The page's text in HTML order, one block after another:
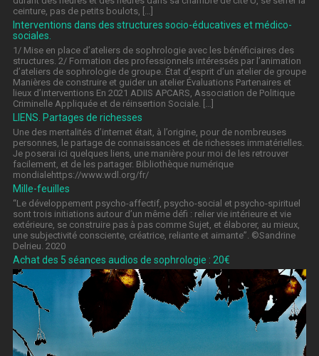
ceinture, pas de petits boulots, […]
Interventions dans des structures socio-éducatives et médico-
sociales.
1/ Mise en place d’ateliers de sophrologie avec les bénéficiaires des
structures. 2/ Formation des professionnels intéressés par l’animation
d’ateliers de sophrologie de groupe. État d’esprit d’un atelier de groupe
Manières de construire et guider un atelier Évaluations Partenaires et
lieux d’interventions En 2021 ADIIS APCARS, Association de Politique
Criminelle Appliquée et de réinsertion Sociale. […]
LIENS. Partages de richesses
Une des mentalités d’internet était, à l’origine, pour de nombreuses
personnes, le partage de connaissances et de richesses immatérielles.
Je poserai ici quelques liens, une manière pour moi de les retrouver
facilement, et de les partager. Bibliothèque numérique
mondialehttps://www.wdl.org/fr/
Mille-feuilles
“Le développement psycho-affectif, psycho-social et psycho-spirituel
sont trois initiations autour d’un même défi : relier vie intérieure et vie
extérieure, se construire pas à pas comme Sujet, et élaborer, au mieux,
une subjectivité consciente, créatrice, reliante et aimante”. ©Sandrine
Delrieu. 2020
Achat des 5 séances audios de sophrologie : 20€